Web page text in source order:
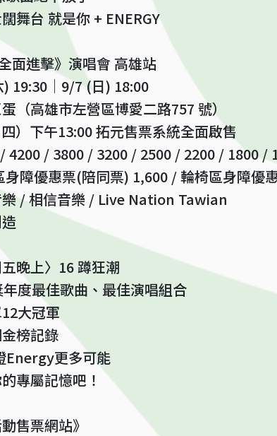
舞台 就是你 + ENERGY
面進擊》演唱會 高雄站
19:30｜9/7 (日) 18:00
（高雄市左營區博愛二路757 號）
）下午13:00 拓元售票系統全面啟售
/ 3800 / 3200 / 2500 / 2200 / 1800 /
身障優惠票(陪同票) 1,600 / 輪椅區身障優
/ 相信音樂 / Live Nation Tawian
晚上〉16 蹲狂潮
度最佳歌曲、最佳演唱組合
大冠軍
榜記錄
Energy更多可能
專屬記憶吧！
售票網站》